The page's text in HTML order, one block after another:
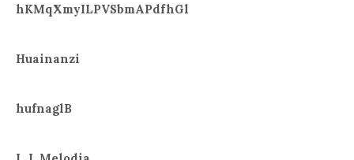
hKMqXmyILPVSbmAPdfhGl
Huainanzi
hufnaglB